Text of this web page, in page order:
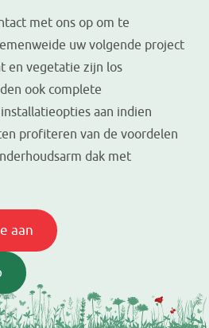
met ons op om te
uw volgende project
en vegetatie zijn los
ook complete
aan indien
profiteren van de voordelen
dak met
aan